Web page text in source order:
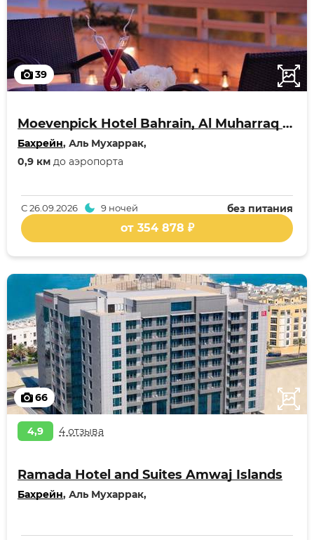
39
Moevenpick Hotel Bahrain, Al Muharraq /Manama
Бахрейн, Аль Мухаррак,
0,9 км до аэропорта
без питания
С26.09.2026 9 ночей
от 354 878 ₽
66
4,9 4 отзыва
Ramada Hotel and Suites Amwaj Islands
Бахрейн, Аль Мухаррак,